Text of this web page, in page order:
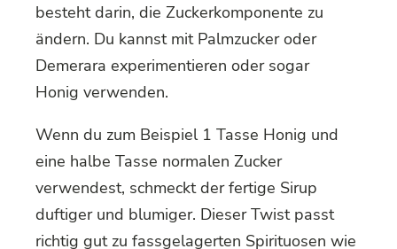
besteht darin, die Zuckerkomponente zu
ändern. Du kannst mit Palmzucker oder
Demerara experimentieren oder sogar
Honig verwenden.
Wenn du zum Beispiel 1 Tasse Honig und
eine halbe Tasse normalen Zucker
verwendest, schmeckt der fertige Sirup
duftiger und blumiger. Dieser Twist passt
richtig gut zu fassgelagerten Spirituosen wie